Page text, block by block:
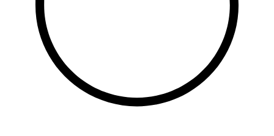
104,9 FM
Баулы
107,5 FM
Биләр